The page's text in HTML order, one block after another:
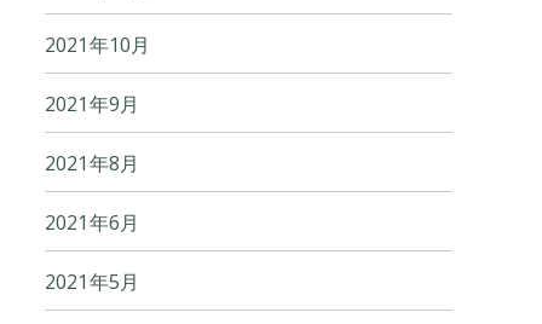
2021年10月
2021年9月
2021年8月
2021年6月
2021年5月